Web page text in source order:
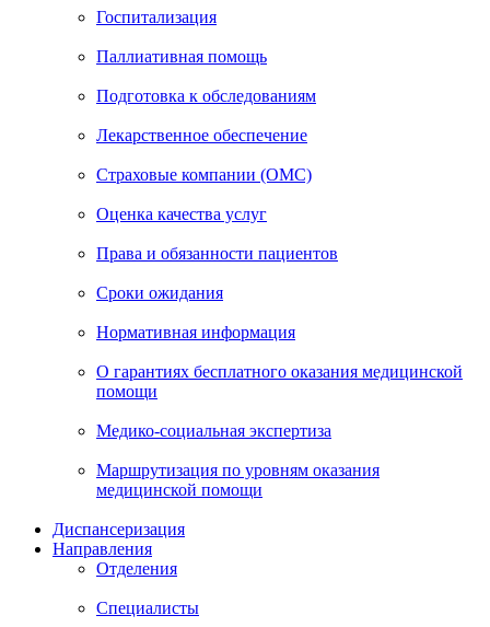
Госпитализация
Паллиативная помощь
Подготовка к обследованиям
Лекарственное обеспечение
Страховые компании (ОМС)
Оценка качества услуг
Права и обязанности пациентов
Сроки ожидания
Нормативная информация
О гарантиях бесплатного оказания медицинской
помощи
Медико-социальная экспертиза
Маршрутизация по уровням оказания
медицинской помощи
Диспансеризация
Направления
Отделения
Специалисты